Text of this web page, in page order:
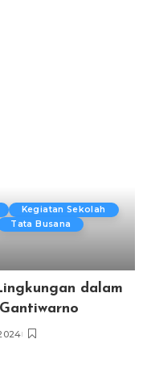
Kegiatan Sekolah
Tata Busana
dalam